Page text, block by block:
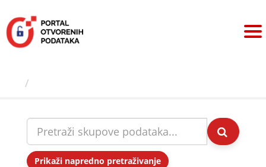
sadržaj
Prikaži napredno pretraživanje